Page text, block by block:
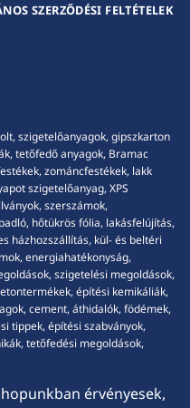
SZERZŐDÉSI FELTÉTELEK
szigetelőanyagok, gipszkarton
tetőfedő anyagok, Bramac
zománcfestékek, lakk
szigetelőanyag, XPS
szerszámok,
hőtükrös fólia, lakásfelújítás,
házhozszállítás, kül- és beltéri
energiahatékonyság,
szigetelési megoldások,
építési kemikáliák,
cement, áthidalók, födémek,
tippek, építési szabványok,
tetőfedési megoldások,
érvényesek,